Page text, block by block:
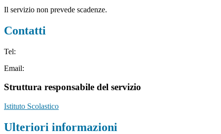
Il servizio non prevede scadenze.
Contatti
Tel:
Email:
Struttura responsabile del servizio
Istituto Scolastico
Ulteriori informazioni